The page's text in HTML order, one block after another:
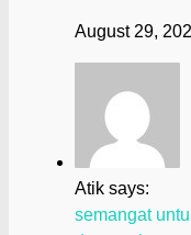
August 29,
Atik says:
semangat